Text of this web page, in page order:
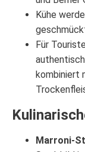
Kühe
Für
kombiniert
Marroni-